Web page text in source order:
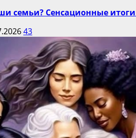
семьи? Сенсационные
43